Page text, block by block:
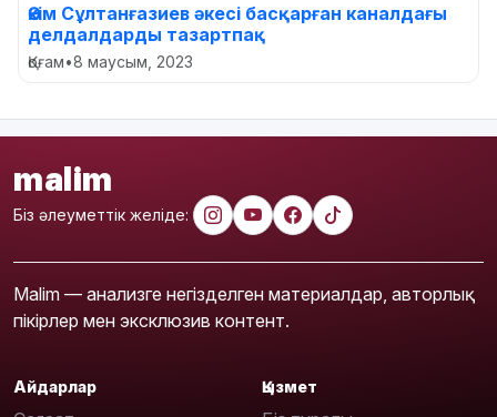
Әкім Сұлтанғазиев әкесі басқарған каналдағы
делдалдарды тазартпақ
Қоғам•8 маусым, 2023
malim
Біз әлеуметтік желіде:
Malim — анализге негізделген материалдар, авторлық
пікірлер мен эксклюзив контент.
Айдарлар Қызмет